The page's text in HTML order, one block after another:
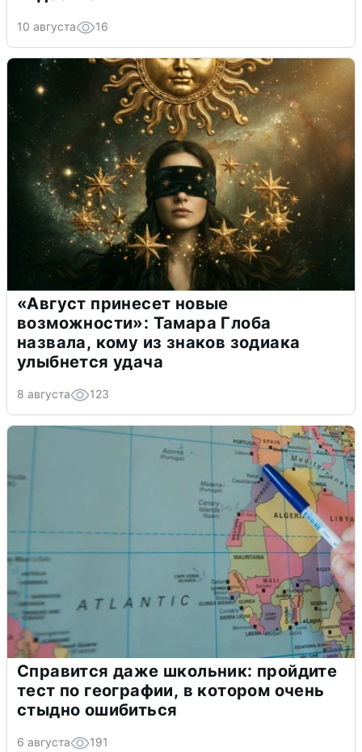
10 августа 16
«Август принесет новые
возможности»: Тамара Глоба
назвала, кому из знаков зодиака
улыбнется удача
8 августа 123
Справится даже школьник: пройдите
тест по географии, в котором очень
стыдно ошибиться
6 августа 191